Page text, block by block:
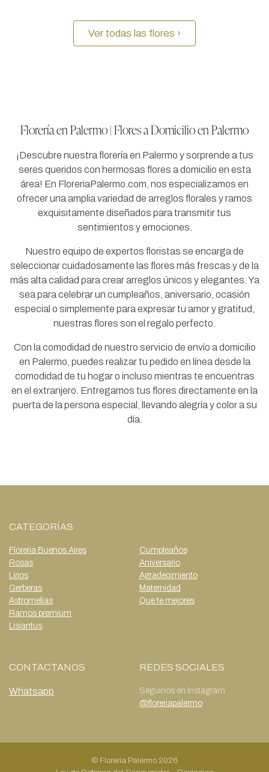
Ver todas las flores ›
Florería en Palermo | Flores a Domicilio en Palermo
¡Descubre nuestra florería en Palermo y sorprende a tus
seres queridos con hermosas flores a domicilio en esta
área! En FloreriaPalermo.com, nos especializamos en
ofrecer una amplia variedad de arreglos florales y ramos
exquisitamente diseñados para transmitir tus
sentimientos y emociones.
Nuestro equipo de expertos floristas se encarga de
seleccionar cuidadosamente las flores más frescas y de la
más alta calidad para crear arreglos únicos y elegantes. Ya
sea para celebrar un cumpleaños, aniversario, ocasión
especial o simplemente para expresar tu amor y gratitud,
nuestras flores son el regalo perfecto.
Con la comodidad de nuestro servicio de envío a domicilio
en Palermo, puedes realizar tu pedido en línea desde la
comodidad de tu hogar o incluso mientras te encuentras
en el extranjero. Entregamos tus flores directamente en la
puerta de la persona especial, llevando alegría y color a su
día.
CATEGORÍAS
Floreria Buenos Aires
Rosas
Lirios
Gerberas
Astromelias
Ramos premium
Lisiantus
Cumpleaños
Aniversario
Agradecimiento
Maternidad
Que te mejores
CONTACTANOS
Whatsapp
REDES SOCIALES
Seguinos en Instagram
@floreriapalermo
© Florería Palermo 2026